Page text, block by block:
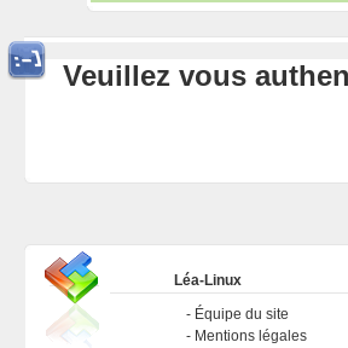
Veuillez vous
Léa-Linux
Équipe du site
Mentions légales